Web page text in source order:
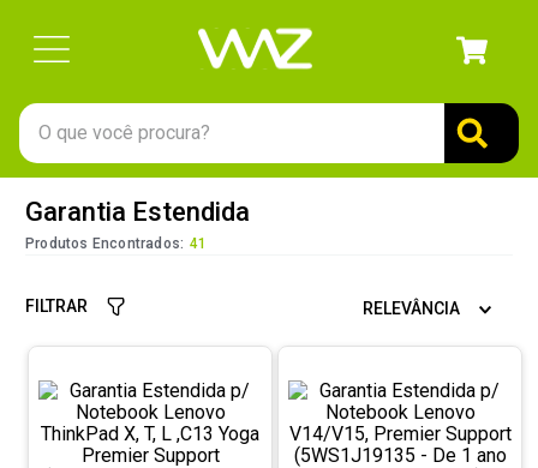
O que você procura?
Garantia Estendida
Produtos Encontrados: 41
FILTRAR RELEVÂNCIA
1º
4º
ssd
5º
openbox
6º
mouse